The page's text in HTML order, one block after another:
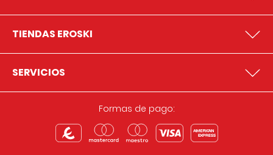
TIENDAS EROSKI
SERVICIOS
Formas de pago: